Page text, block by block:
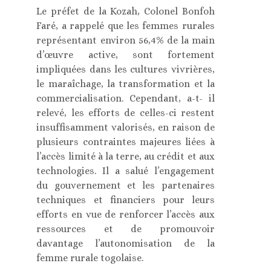
Le préfet de la Kozah, Colonel Bonfoh
Faré, a rappelé que les femmes rurales
représentant environ 56,4% de la main
d’œuvre active, sont fortement
impliquées dans les cultures vivrières,
le maraîchage, la transformation et la
commercialisation. Cependant, a-t- il
relevé, les efforts de celles-ci restent
insuffisamment valorisés, en raison de
plusieurs contraintes majeures liées à
l’accès limité à la terre, au crédit et aux
technologies. Il a salué l’engagement
du gouvernement et les partenaires
techniques et financiers pour leurs
efforts en vue de renforcer l’accès aux
ressources et de promouvoir
davantage l’autonomisation de la
femme rurale togolaise.